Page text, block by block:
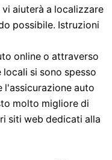
aiuterà a localizzare
possibile. Istruzioni
online o attraverso
si sono spesso
l'assicurazione auto
molto migliore di
siti web dedicati alla